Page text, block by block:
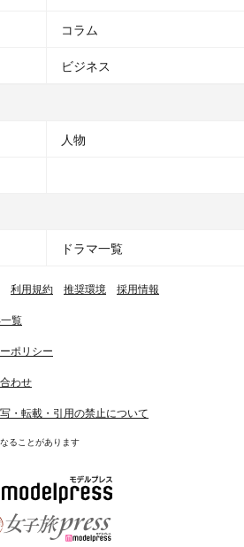
コラム
ビジネス
人物
ドラマ一覧
利用規約 推奨環境 採用情報
覧
ポリシー
わせ
・転載・引用の禁止について
ることがあります